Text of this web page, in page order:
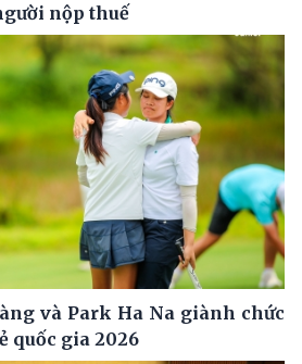
nộp thuế
và Park Ha Na giành chức
quốc gia 2026